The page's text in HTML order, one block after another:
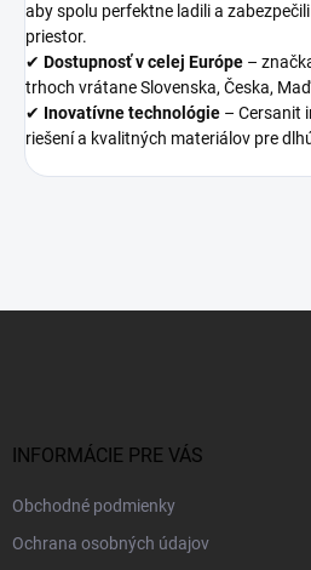
aby spolu perfektne ladili a
priestor.
✔ Dostupnosť v celej Európe –
trhoch vrátane Slovenska, Česka,
✔ Inovatívne technológie – Cersanit
riešení a kvalitných materiálov pre
INFORMÁCIE PRE VÁS
Obchodné podmienky
Ochrana osobných údajov